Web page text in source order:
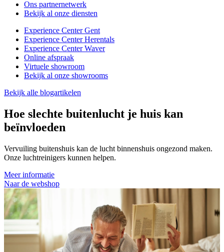
Ons partnernetwerk
Bekijk al onze diensten
Experience Center Gent
Experience Center Herentals
Experience Center Waver
Online afspraak
Virtuele showroom
Bekijk al onze showrooms
Bekijk alle blogartikelen
Hoe slechte buitenlucht je huis kan
beïnvloeden
Vervuiling buitenshuis kan de lucht binnenshuis ongezond maken.
Onze luchtreinigers kunnen helpen.
Meer informatie
Naar de webshop